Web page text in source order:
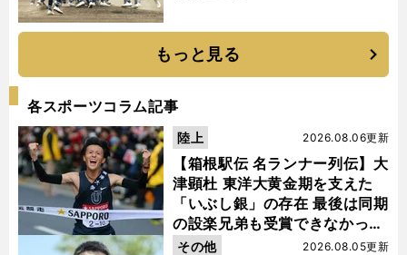
もっと見る
各スポーツコラム記事
【箱根駅伝 名ランナー列伝】大
津顕杜 東洋大黄金期を支えた
「いぶし銀」の存在 最後は同期
の設楽兄弟も受賞できなかった
金栗杯に輝く
2026.08.06更新
陸上
2026.08.05更新
その他